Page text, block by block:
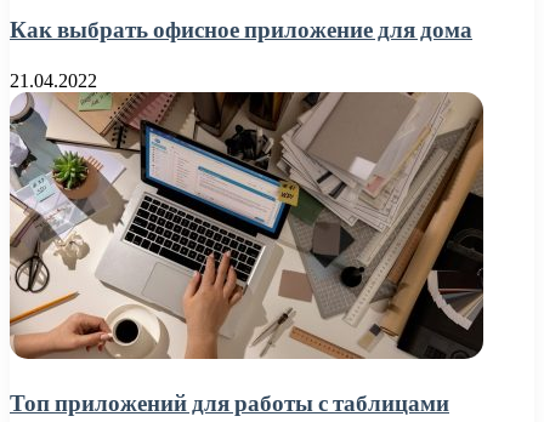
Как выбрать офисное приложение для дома
21.04.2022
Топ приложений для работы с таблицами